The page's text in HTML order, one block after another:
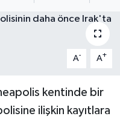
A- A+
kentinde bir
ilişkin kayıtlara